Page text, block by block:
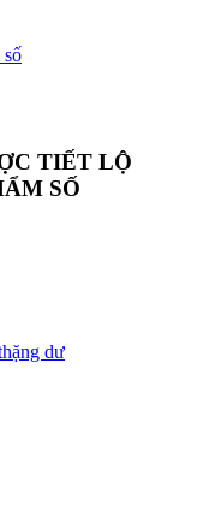
số
TIẾT LỘ
SỐ
dư